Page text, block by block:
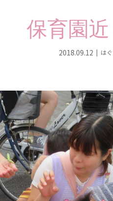
保育園
2018.09.12 は